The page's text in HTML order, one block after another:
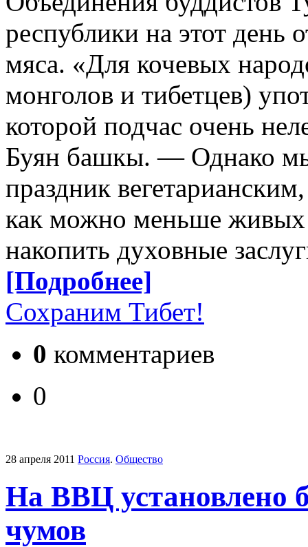
республики на этот день
мяса. «Для кочевых
монголов и тибетцев)
которой подчас очень
Буян башкы. ― Однако мы
праздник
как можно меньше живых
накопить духовные
[Подробнее]
Сохраним Тибет!
0 комментариев
0
28 апреля 2011 Россия. Общество
На ВВЦ установлено
чумов